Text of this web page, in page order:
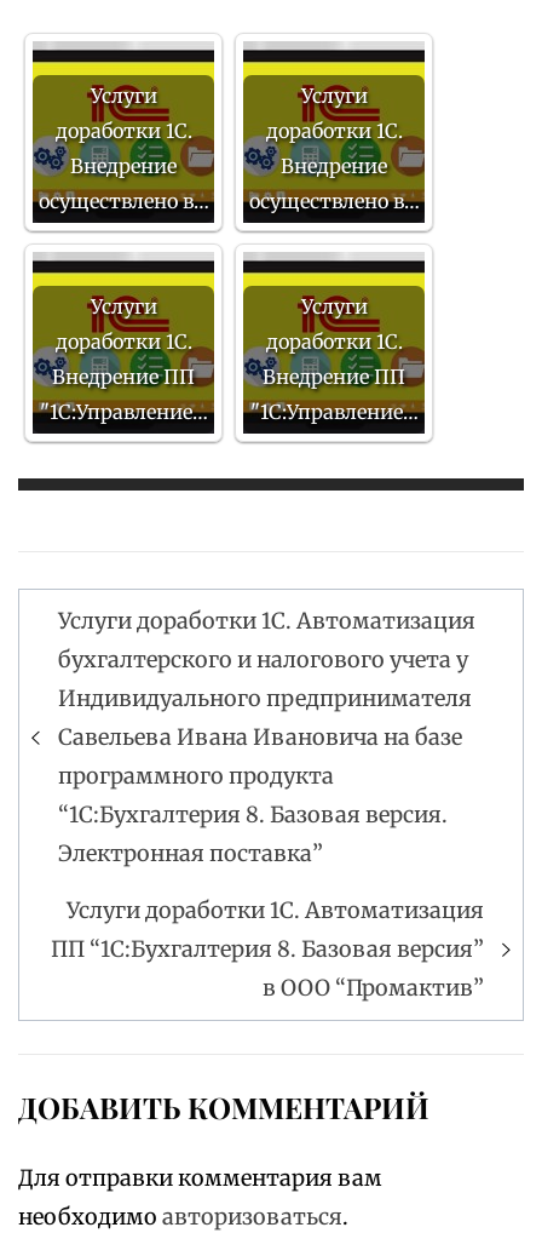
Услуги
доработки 1С.
Внедрение
осуществлено в…
Услуги
доработки 1С.
Внедрение
осуществлено в…
Услуги
доработки 1С.
Внедрение ПП
"1С:Управление…
Услуги
доработки 1С.
Внедрение ПП
"1С:Управление…
Навигация
по
записям
Услуги доработки 1С. Автоматизация
бухгалтерского и налогового учета у
Индивидуального предпринимателя
Савельева Ивана Ивановича на базе
программного продукта
“1С:Бухгалтерия 8. Базовая версия.
Электронная поставка”
Услуги доработки 1С. Автоматизация
ПП “1С:Бухгалтерия 8. Базовая версия”
в ООО “Промактив”
ДОБАВИТЬ КОММЕНТАРИЙ
Для отправки комментария вам
необходимо авторизоваться.